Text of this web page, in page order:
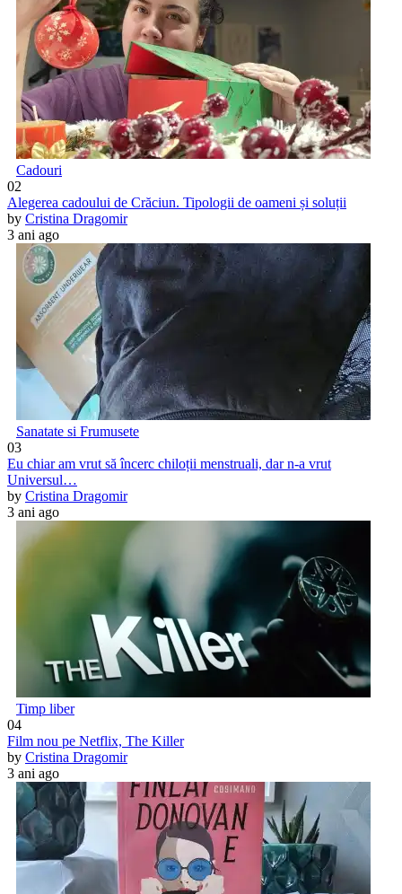
Cadouri
02
Alegerea cadoului de Crăciun. Tipologii de oameni și soluții
by Cristina Dragomir
3 ani ago
Sanatate si Frumusete
03
Eu chiar am vrut să încerc chiloții menstruali, dar n-a vrut
Universul…
by Cristina Dragomir
3 ani ago
Timp liber
04
Film nou pe Netflix, The Killer
by Cristina Dragomir
3 ani ago